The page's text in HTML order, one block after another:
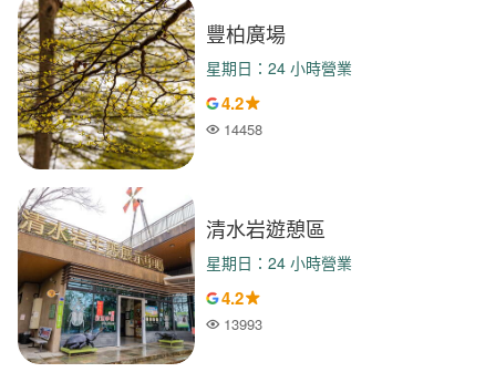
豐柏廣場
星期日：24 小時營業
4.2
人氣
14458
清水岩遊憩區
星期日：24 小時營業
4.2
人氣
13993